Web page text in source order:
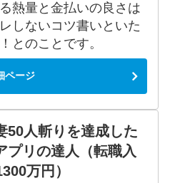
熱量と金払いの良さは
しないコツ書いといた
とのことです。
ページ
50人斬りを達成した
プリの達人（転職入
万円）